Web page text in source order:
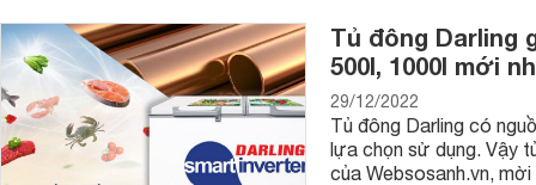
Tủ đông Darling
500l, 1000l mới
29/12/2022
Tủ đông Darling có
lựa chọn sử dụng. Vậy
của Websosanh.vn,